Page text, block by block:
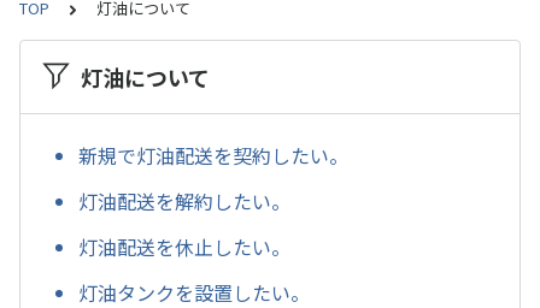
TOP 灯油について
灯油について
新規で灯油配送を契約したい。
灯油配送を解約したい。
灯油配送を休止したい。
灯油タンクを設置したい。